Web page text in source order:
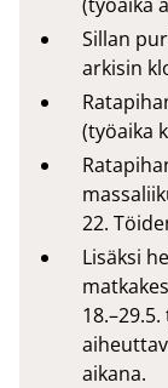
Sillan
arkisin
(työaika
22.
Lisäksi
aikana.